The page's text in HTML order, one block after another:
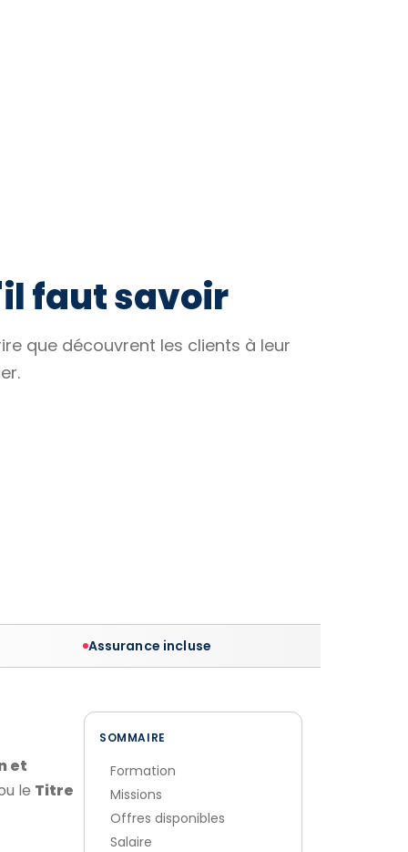
faut savoir
que découvrent les clients à leur
Assurance incluse
et
le Titre
SOMMAIRE
Formation
Missions
Offres disponibles
Salaire